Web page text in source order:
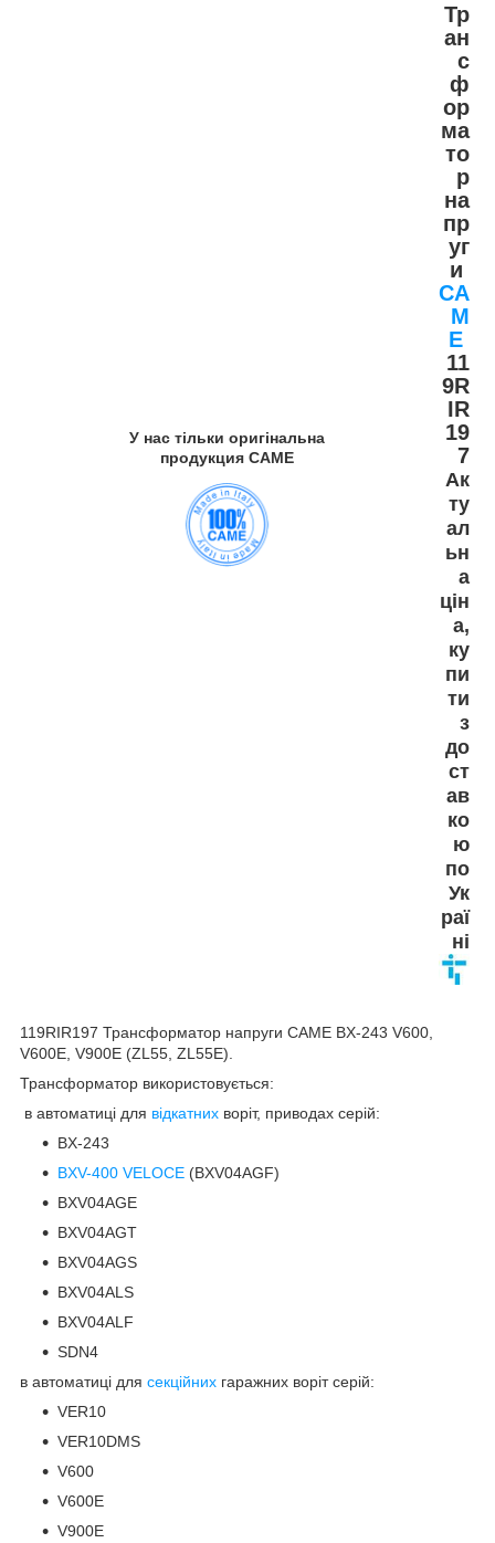
У нас тільки оригінальна
продукция САМЕ
Тр
ан
с
ф
ор
ма
то
р
на
пр
уг
и
CA
M
E
11
9R
IR
19
7
Ак
ту
ал
ьн
а
цін
а,
ку
пи
ти
з
до
ст
ав
ко
ю
по
Ук
раї
ні
119RIR197 Трансформатор напруги CAME BX-243 V600,
V600E, V900E (ZL55, ZL55E).
Трансформатор використовується:
в автоматиці для відкатних воріт, приводах серій:
BX-243
BXV-400 VELOCE (BXV04AGF)
BXV04AGE
BXV04AGT
BXV04AGS
BXV04ALS
BXV04ALF
SDN4
в автоматиці для секційних гаражних воріт серій:
VER10
VER10DMS
V600
V600E
V900E